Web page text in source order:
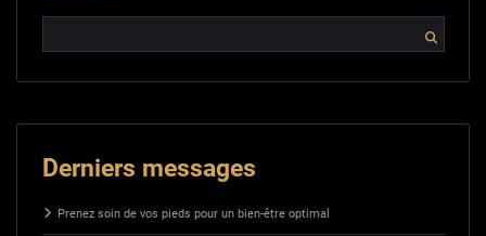
Derniers messages
Prenez soin de vos pieds pour un bien-être optimal